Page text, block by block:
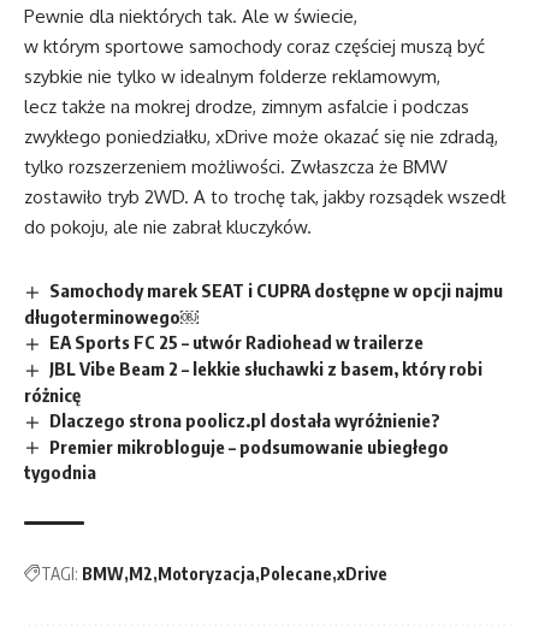
Pewnie dla niektórych tak. Ale w świecie,
w którym sportowe samochody coraz częściej muszą być
szybkie nie tylko w idealnym folderze reklamowym,
lecz także na mokrej drodze, zimnym asfalcie i podczas
zwykłego poniedziałku, xDrive może okazać się nie zdradą,
tylko rozszerzeniem możliwości. Zwłaszcza że BMW
zostawiło tryb 2WD. A to trochę tak, jakby rozsądek wszedł
do pokoju, ale nie zabrał kluczyków.
Samochody marek SEAT i CUPRA dostępne w opcji najmu
długoterminowego￼
EA Sports FC 25 – utwór Radiohead w trailerze
JBL Vibe Beam 2 – lekkie słuchawki z basem, który robi
różnicę
Dlaczego strona poolicz.pl dostała wyróżnienie?
Premier mikrobloguje – podsumowanie ubiegłego
tygodnia
TAGI: BMW M2 Motoryzacja Polecane xDrive